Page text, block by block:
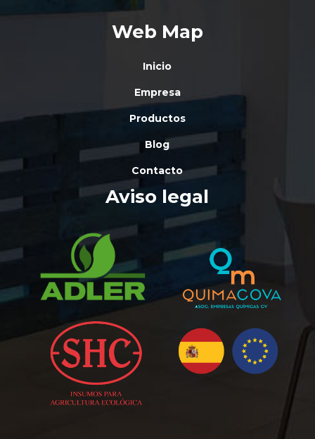
Web Map
Inicio
Empresa
Productos
Blog
Contacto
Aviso legal